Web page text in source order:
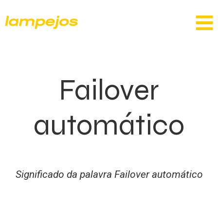
Failover
automático
Significado da palavra Failover automático